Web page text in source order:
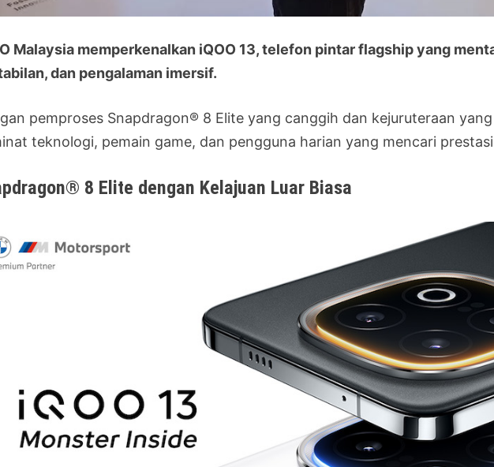
Malaysia memperkenalkan iQOO 13, telefon pintar flagship yang
dan pengalaman imersif.
pemproses Snapdragon® 8 Elite yang canggih dan kejuruteraan
teknologi, pemain game, dan pengguna harian yang mencari
8 Elite dengan Kelajuan Luar Biasa